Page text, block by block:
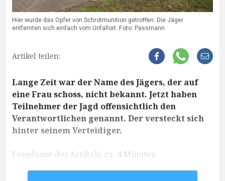
Hier wurde das Opfer von Schrotmunition getroffen: Die Jäger
entfernten sich einfach vom Unfallort. Foto: Passmann
Artikel teilen:
Lange Zeit war der Name des Jägers, der auf
eine Frau schoss, nicht bekannt. Jetzt haben
Teilnehmer der Jagd offensichtlich den
Verantwortlichen genannt. Der versteckt sich
hinter seinem Verteidiger.
Lesedauer des Artikels: ca. 4 Minuten